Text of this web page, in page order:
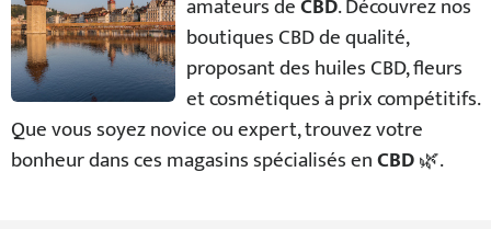
amateurs deCBD. Découvrez nos
boutiques CBD de qualité,
proposant des huiles CBD, fleurs
et cosmétiques à prix compétitifs.
Que vous soyez novice ou expert, trouvez votre
bonheur dans ces magasins spécialisés enCBD🌿.